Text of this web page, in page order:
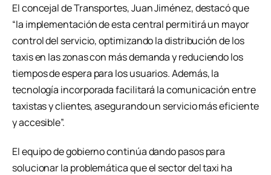
El concejal de Transportes, Juan Jiménez, destacó que
“la implementación de esta central permitirá un mayor
control del servicio, optimizando la distribución de los
taxis en las zonas con más demanda y reduciendo los
tiempos de espera para los usuarios. Además, la
tecnología incorporada facilitará la comunicación entre
taxistas y clientes, asegurando un servicio más eficiente
y accesible”.
El equipo de gobierno continúa dando pasos para
solucionar la problemática que el sector del taxi ha